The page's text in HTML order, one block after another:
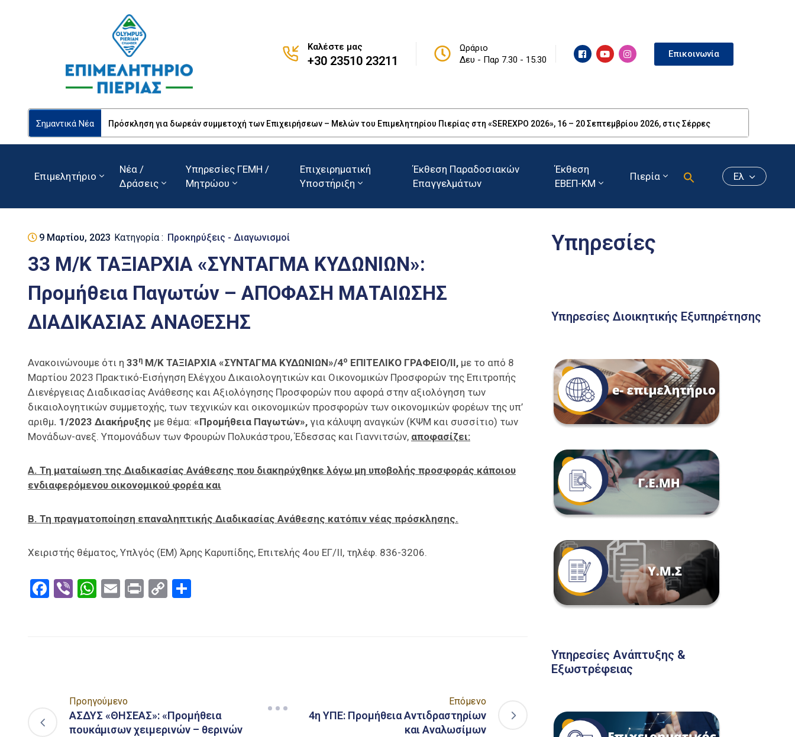
Καλέστε μας
+30 23510 23211
Ωράριο
Δευ - Παρ 7.30 - 15.30
Επικοινωνία
Σημαντικά Νέα Πρόσκληση για δωρεάν συμμετοχή των Επιχειρήσεων – Μελών του Επιμελητηρίου Πιερίας στη «SEREXPO 2026», 16 – 20 Σεπτεμβρίου 2026, στις Σέρρες
Επιμελητήριο
Νέα /
Δράσεις
Υπηρεσίες ΓΕΜΗ /
Μητρώου
Επιχειρηματική
Υποστήριξη
Έκθεση Παραδοσιακών
Επαγγελμάτων
Έκθεση
ΕΒΕΠ-ΚΜ
Πιερία Ελ
9 Μαρτίου, 2023 Κατηγορία : Προκηρύξεις - Διαγωνισμοί
33 Μ/Κ ΤΑΞΙΑΡΧΙΑ «ΣΥΝΤΑΓΜΑ ΚΥΔΩΝΙΩΝ»:
Προμήθεια Παγωτών – ΑΠΟΦΑΣΗ ΜΑΤΑΙΩΣΗΣ
ΔΙΑΔΙΚΑΣΙΑΣ ΑΝΑΘΕΣΗΣ
Ανακοινώνουμε ότι η 33η Μ/Κ ΤΑΞΙΑΡΧΙΑ «ΣΥΝΤΑΓΜΑ ΚΥΔΩΝΙΩΝ»/4ο ΕΠΙΤΕΛΙΚΟ ΓΡΑΦΕΙΟ/ΙΙ, με το από 8
Μαρτίου 2023 Πρακτικό-Εισήγηση Ελέγχου Δικαιολογητικών και Οικονομικών Προσφορών της Επιτροπής
Διενέργειας Διαδικασίας Ανάθεσης και Αξιολόγησης Προσφορών που αφορά στην αξιολόγηση των
δικαιολογητικών συμμετοχής, των τεχνικών και οικονομικών προσφορών των οικονομικών φορέων της υπ’
αριθμ. 1/2023 Διακήρυξης με θέμα: «Προμήθεια Παγωτών», για κάλυψη αναγκών (ΚΨΜ και συσσίτιο) των
Μονάδων-ανεξ. Υπομονάδων των Φρουρών Πολυκάστρου, Έδεσσας και Γιαννιτσών, αποφασίζει:
Α. Τη ματαίωση της Διαδικασίας Ανάθεσης που διακηρύχθηκε λόγω μη υποβολής προσφοράς κάποιου
ενδιαφερόμενου οικονομικού φορέα και
Β. Τη πραγματοποίηση επαναληπτικής Διαδικασίας Ανάθεσης κατόπιν νέας πρόσκλησης.
Χειριστής θέματος, Υπλγός (ΕΜ) Άρης Καρυπίδης, Επιτελής 4ου ΕΓ/ΙΙ, τηλέφ. 836-3206.
Facebook
ViberWhatsApp
EmailPrintCopy
Προηγούμενο
ΑΣΔΥΣ «ΘΗΣΕΑΣ»: «Προμήθεια
πουκάμισων χειμερινών – θερινών
Επόμενο
4η ΥΠΕ: Προμήθεια Αντιδραστηρίων
και Αναλωσίμων
Υπηρεσίες
Υπηρεσίες Διοικητικής Εξυπηρέτησης
Υπηρεσίες Ανάπτυξης &
Εξωστρέφειας